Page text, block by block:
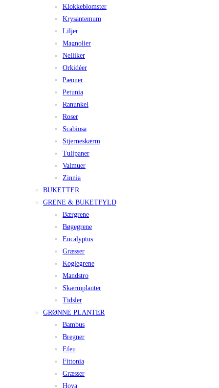
Klokkeblomster
Krysantemum
Liljer
Magnolier
Nelliker
Orkidéer
Pæoner
Petunia
Ranunkel
Roser
Scabiosa
Stjerneskærm
Tulipaner
Valmuer
Zinnia
BUKETTER
GRENE & BUKETFYLD
Bærgrene
Bøgegrene
Eucalyptus
Græsser
Koglegrene
Mandstro
Skærmplanter
Tidsler
GRØNNE PLANTER
Bambus
Bregner
Efeu
Fittonia
Græsser
Hoya